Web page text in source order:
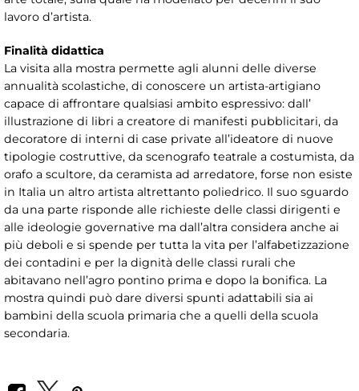
lavoro d’artista.
Finalità didattica
La visita alla mostra permette agli alunni delle diverse
annualità scolastiche, di conoscere un artista-artigiano
capace di affrontare qualsiasi ambito espressivo: dall’
illustrazione di libri a creatore di manifesti pubblicitari, da
decoratore di interni di case private all’ideatore di nuove
tipologie costruttive, da scenografo teatrale a costumista, da
orafo a scultore, da ceramista ad arredatore, forse non esiste
in Italia un altro artista altrettanto poliedrico. Il suo sguardo
da una parte risponde alle richieste delle classi dirigenti e
alle ideologie governative ma dall’altra considera anche ai
più deboli e si spende per tutta la vita per l’alfabetizzazione
dei contadini e per la dignità delle classi rurali che
abitavano nell’agro pontino prima e dopo la bonifica. La
mostra quindi può dare diversi spunti adattabili sia ai
bambini della scuola primaria che a quelli della scuola
secondaria.